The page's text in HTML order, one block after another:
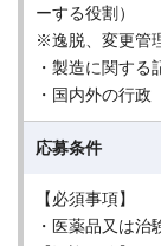
ーする役割）
※逸脱、変更管
・製造に関する
・国内外の行政
応募条件
【必須事項】
・医薬品又は